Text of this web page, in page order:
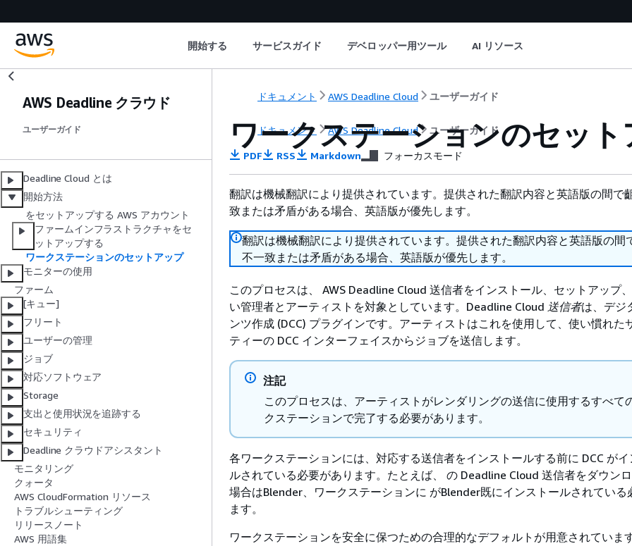
開始する サービスガイド デベロッパー用ツール AI リソース
AWS Deadline クラウド
ユーザーガイド
Deadline Cloud とは
開始方法
をセットアップする AWS アカウント
ファームインフラストラクチャをセ
ットアップする
ワークステーションのセットアップ
モニターの使用
ファーム
[キュー]
フリート
ユーザーの管理
ジョブ
対応ソフトウェア
Storage
支出と使用状況を追跡する
セキュリティ
Deadline クラウドアシスタント
モニタリング
クォータ
AWS CloudFormation リソース
トラブルシューティング
リリースノート
AWS 用語集
ドキュメント AWS Deadline Cloud ユーザーガイド
ドキュメント AWS Deadline Cloud ユーザーガイド
ワークステーションのセット
PDF RSS Markdown フォーカスモード
翻訳は機械翻訳により提供されています。提供された翻訳内容と英語版の間で
致または矛盾がある場合、英語版が優先します。
翻訳は機械翻訳により提供されています。提供された翻訳内容と英語版の間
不一致または矛盾がある場合、英語版が優先します。
このプロセスは、 AWS Deadline Cloud 送信者をインストール、セットアップ
い管理者とアーティストを対象としています。Deadline Cloud 送信者は、デジ
ンツ作成 (DCC) プラグインです。アーティストはこれを使用して、使い慣れた
ティーの DCC インターフェイスからジョブを送信します。
注記
このプロセスは、アーティストがレンダリングの送信に使用するすべて
クステーションで完了する必要があります。
各ワークステーションには、対応する送信者をインストールする前に DCC が
ルされている必要があります。たとえば、 の Deadline Cloud 送信者をダウン
場合はBlender、ワークステーションに がBlender既にインストールされている
ます。
ワークステーションを安全に保つための合理的なデフォルトが用意されていま